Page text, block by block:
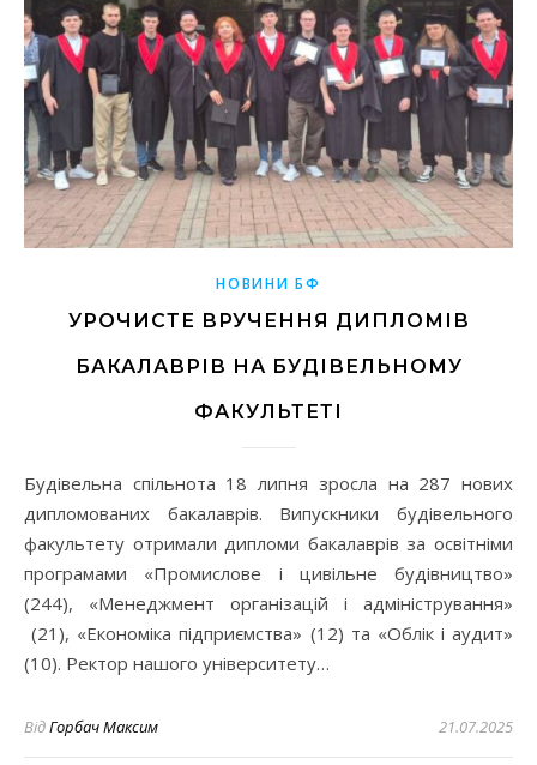
НОВИНИ БФ
УРОЧИСТЕ ВРУЧЕННЯ ДИПЛОМІВ
БАКАЛАВРІВ НА БУДІВЕЛЬНОМУ
ФАКУЛЬТЕТІ
Будівельна спільнота 18 липня зросла на 287 нових
дипломованих бакалаврів. Випускники будівельного
факультету отримали дипломи бакалаврів за освітніми
програмами «Промислове і цивільне будівництво»
(244), «Менеджмент організацій і адміністрування»
(21), «Економіка підприємства» (12) та «Облік і аудит»
(10). Ректор нашого університету…
ВідГорбач Максим 21.07.2025